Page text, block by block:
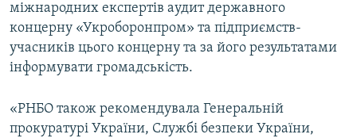
міжнародних експертів аудит державного
концерну «Укроборонпром» та підприємств-
учасників цього концерну та за його результатами
інформувати громадськість.
«РНБО також рекомендувала Генеральній
прокуратурі України, Службі безпеки України,